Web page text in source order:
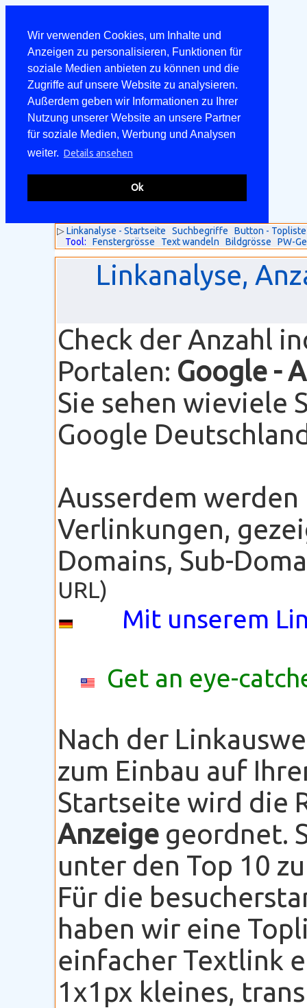
Wir verwenden Cookies, um Inhalte und
Anzeigen zu personalisieren, Funktionen für
soziale Medien anbieten zu können und die
Zugriffe auf unsere Website zu analysieren.
Außerdem geben wir Informationen zu Ihrer
Nutzung unserer Website an unsere Partner
für soziale Medien, Werbung und Analysen
weiter. Details ansehen
Ok
▷Linkanalyse - Startseite Suchbegriffe
Button - Topliste
Tool:
Fenstergrösse Text wandeln Bildgrösse PW-
Linkanalyse,
Check der Anzahl
Portalen: Google -
Sie sehen wieviele
Google
Ausserdem
Verlinkungen,
Domains, Sub-
URL)
Mit unserem
Get an eye-
Nach der
zum Einbau auf
Startseite wird die
Anzeigegeordnet.
unter den Top 10
Für die
haben wir eine
einfacher Textlink
1x1px kleines,